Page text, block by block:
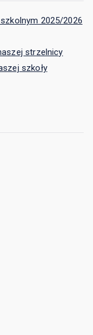
2025/2026
strzelnicy
szkoły